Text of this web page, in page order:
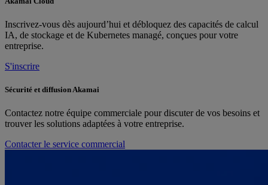
Inscrivez-vous dès aujourd’hui et débloquez des capacités de calcul
IA, de stockage et de Kubernetes managé, conçues pour votre
entreprise.
S'inscrire
Sécurité et diffusion Akamai
Contactez notre équipe commerciale pour discuter de vos besoins et
trouver les solutions adaptées à votre entreprise.
Contacter le service commercial